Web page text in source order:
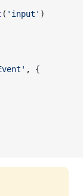
( 'input' )
, {